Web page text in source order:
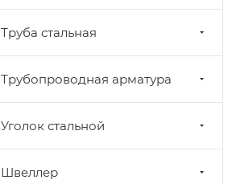
Труба стальная
Трубопроводная арматура
Уголок стальной
Швеллер